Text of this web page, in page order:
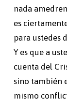
nada
es
para ustedes
Y es que a
cuenta del
sino también
mismo